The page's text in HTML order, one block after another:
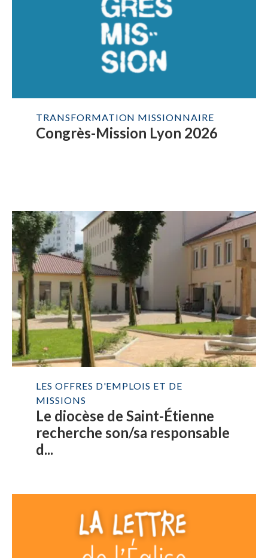
TRANSFORMATION MISSIONNAIRE
Congrès-Mission Lyon 2026
LES OFFRES D'EMPLOIS ET DE
MISSIONS
Le diocèse de Saint-Étienne
recherche son/sa responsable
d...